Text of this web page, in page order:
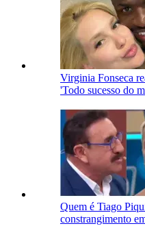
Virginia Fonseca
'Todo sucesso do
Quem é Tiago
constrangimento